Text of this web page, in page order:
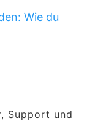
Wie du
Support und